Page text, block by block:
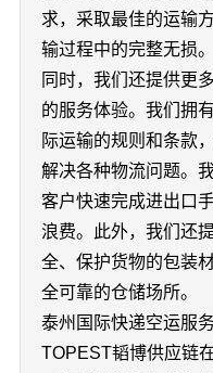
求，采取最佳的运输
输过程中的完整无损。
同时，我们还提供更
的服务体验。我们拥
际运输的规则和条款
解决各种物流问题。
客户快速完成进出口
浪费。此外，我们还
全、保护货物的包装
全可靠的仓储场所。
泰州国际快递空运服
TOPEST韬博供应链